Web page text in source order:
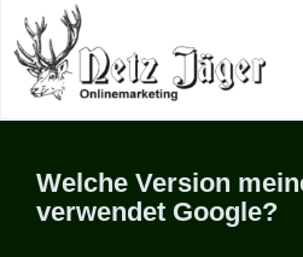
Welche Version
verwendet Google?